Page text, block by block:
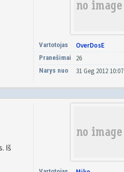
Vartotojas OverDosE
Pranešimai 26
Narys nuo 31 Geg 2012 10:07
Iš